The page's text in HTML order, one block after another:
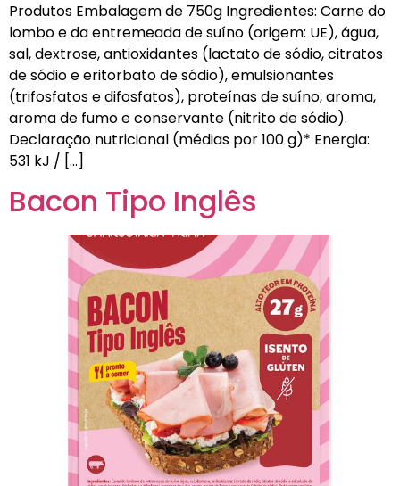
Produtos Embalagem de 750g Ingredientes: Carne do
lombo e da entremeada de suíno (origem: UE), água,
sal, dextrose, antioxidantes (lactato de sódio, citratos
de sódio e eritorbato de sódio), emulsionantes
(trifosfatos e difosfatos), proteínas de suíno, aroma,
aroma de fumo e conservante (nitrito de sódio).
Declaração nutricional (médias por 100 g)* Energia:
531 kJ / […]
Bacon Tipo Inglês